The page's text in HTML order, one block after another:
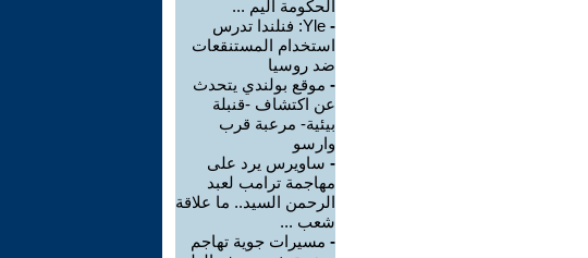
الحكومة اليم ...
-
Yle: فنلندا تدرس
استخدام المستنقعات
ضد روسيا
- موقع بولندي يتحدث
عن اكتشاف -قنبلة
بيئية- مرعبة قرب
وارسو
- ساويرس يرد على
مهاجمة ترامب لعبد
الرحمن السيد.. ما علاقة
شعب ...
- مسيرات جوية تهاجم